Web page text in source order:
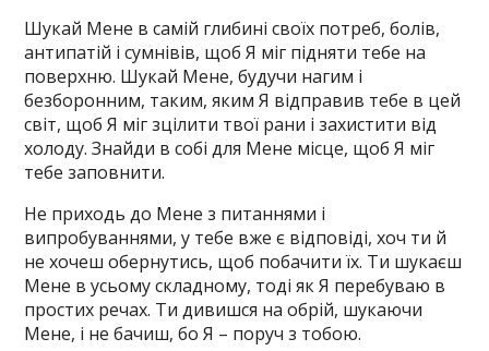
Шукай Мене в самій глибині своїх потреб, болів,
антипатій і сумнівів, щоб Я міг підняти тебе на
поверхню. Шукай Мене, будучи нагим і
безборонним, таким, яким Я відправив тебе в цей
світ, щоб Я міг зцілити твої рани і захистити від
холоду. Знайди в собі для Мене місце, щоб Я міг
тебе заповнити.
Не приходь до Мене з питаннями і
випробуваннями, у тебе вже є відповіді, хоч ти й
не хочеш обернутись, щоб побачити їх. Ти шукаєш
Мене в усьому складному, тоді як Я перебуваю в
простих речах. Ти дивишся на обрій, шукаючи
Мене, і не бачиш, бо Я – поруч з тобою.